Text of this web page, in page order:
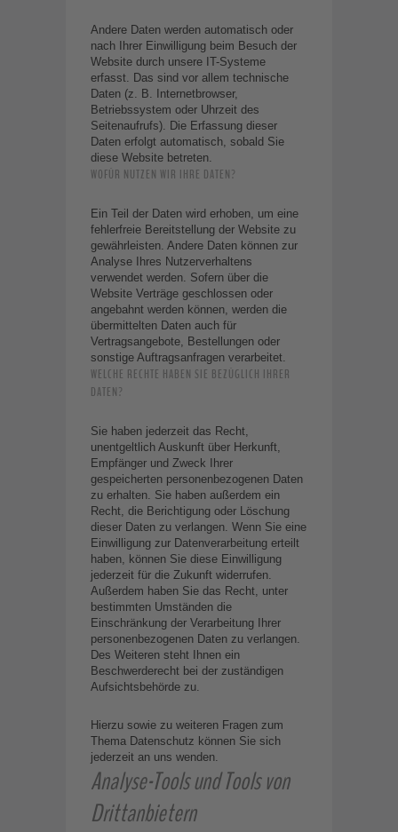
Andere Daten werden automatisch oder
nach Ihrer Einwilligung beim Besuch der
Website durch unsere IT-Systeme
erfasst. Das sind vor allem technische
Daten (z. B. Internetbrowser,
Betriebssystem oder Uhrzeit des
Seitenaufrufs). Die Erfassung dieser
Daten erfolgt automatisch, sobald Sie
diese Website betreten.
WOFÜR NUTZEN WIR IHRE DATEN?
Ein Teil der Daten wird erhoben, um eine
fehlerfreie Bereitstellung der Website zu
gewährleisten. Andere Daten können zur
Analyse Ihres Nutzerverhaltens
verwendet werden. Sofern über die
Website Verträge geschlossen oder
angebahnt werden können, werden die
übermittelten Daten auch für
Vertragsangebote, Bestellungen oder
sonstige Auftragsanfragen verarbeitet.
WELCHE RECHTE HABEN SIE BEZÜGLICH IHRER
DATEN?
Sie haben jederzeit das Recht,
unentgeltlich Auskunft über Herkunft,
Empfänger und Zweck Ihrer
gespeicherten personenbezogenen Daten
zu erhalten. Sie haben außerdem ein
Recht, die Berichtigung oder Löschung
dieser Daten zu verlangen. Wenn Sie eine
Einwilligung zur Datenverarbeitung erteilt
haben, können Sie diese Einwilligung
jederzeit für die Zukunft widerrufen.
Außerdem haben Sie das Recht, unter
bestimmten Umständen die
Einschränkung der Verarbeitung Ihrer
personenbezogenen Daten zu verlangen.
Des Weiteren steht Ihnen ein
Beschwerderecht bei der zuständigen
Aufsichtsbehörde zu.
Hierzu sowie zu weiteren Fragen zum
Thema Datenschutz können Sie sich
jederzeit an uns wenden.
Analyse-Tools und Tools von
Dritt­anbietern